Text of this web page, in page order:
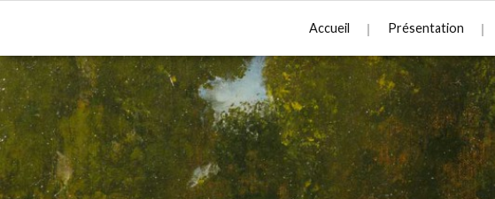
Accueil Présentation